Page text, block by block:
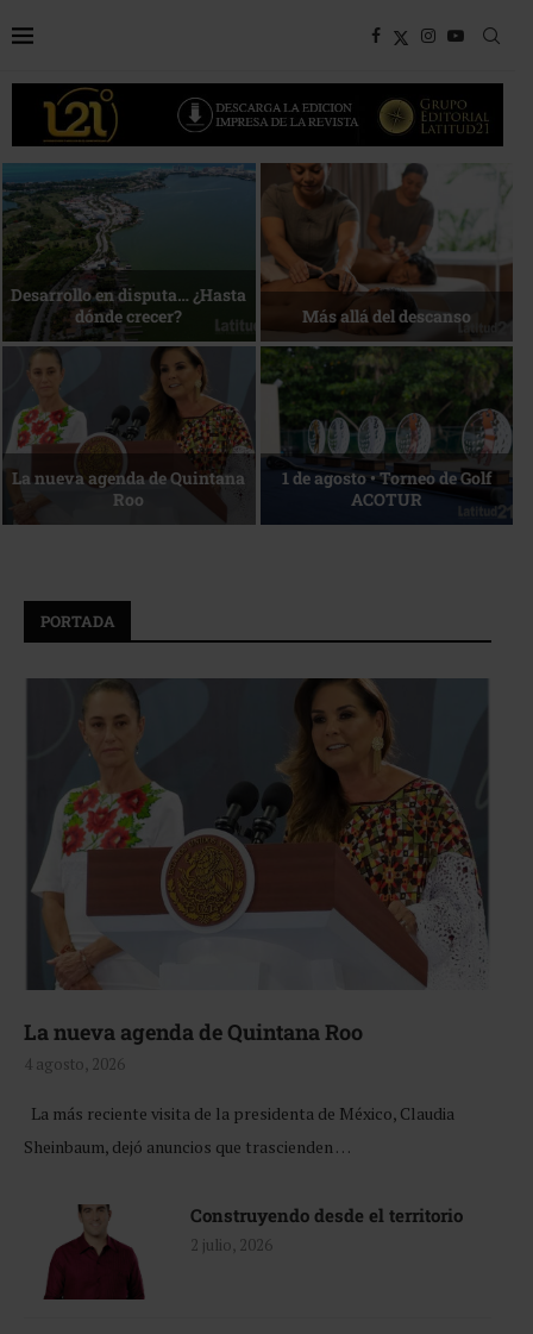
Bottega, un viaje servido a la
mesa
Energía que Impulsa la
competitividad
Reconocimiento de viajeros La esencia del servicio
PORTADA
La nueva agenda de Quintana Roo
4 agosto, 2026
La más reciente visita de la presidenta de México, Claudia
Sheinbaum, dejó anuncios que trascienden …
Construyendo desde el territorio
2 julio, 2026